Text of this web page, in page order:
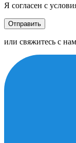
Я согласен с
Отправить
или свяжитесь с